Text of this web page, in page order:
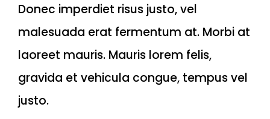
Donec imperdiet risus justo, vel
malesuada erat fermentum at. Morbi at
laoreet mauris. Mauris lorem felis,
gravida et vehicula congue, tempus vel
justo.